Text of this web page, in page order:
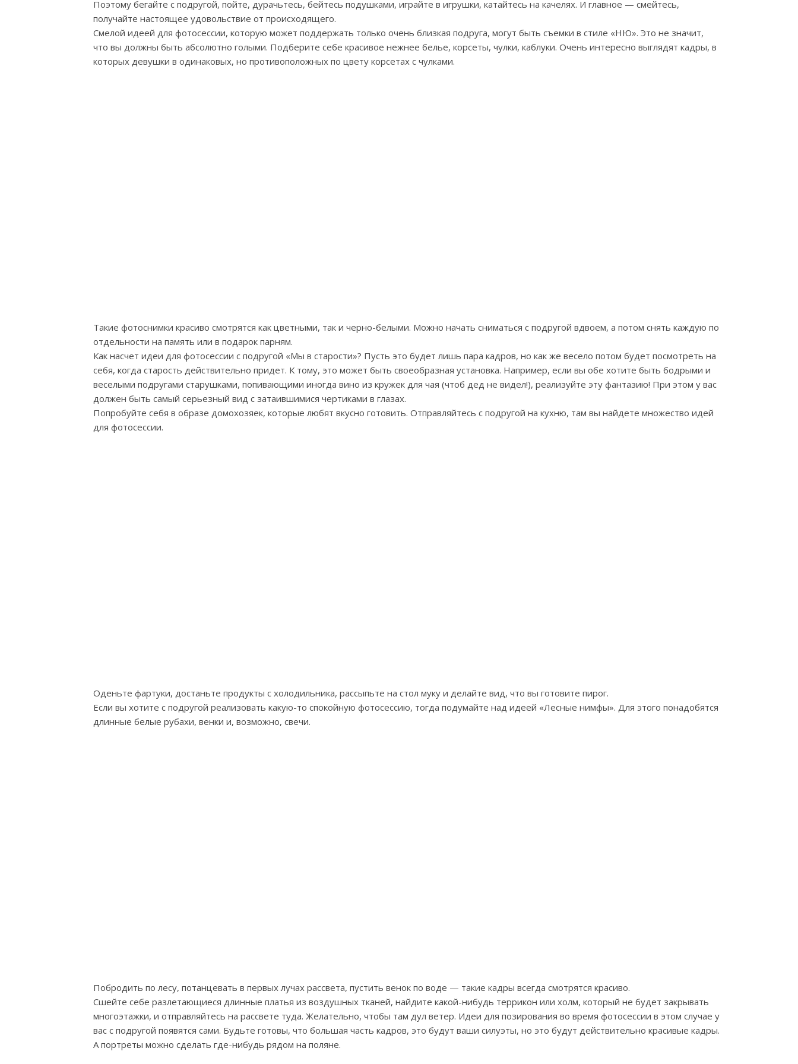
Поэтому бегайте с подругой, пойте, дурачьтесь, бейтесь подушками, играйте в игрушки, катайтесь на качелях. И главное — смейтесь,
получайте настоящее удовольствие от происходящего.
Смелой идеей для фотосессии, которую может поддержать только очень близкая подруга, могут быть съемки в стиле «НЮ». Это не значит,
что вы должны быть абсолютно голыми. Подберите себе красивое нежнее белье, корсеты, чулки, каблуки. Очень интересно выглядят кадры, в
которых девушки в одинаковых, но противоположных по цвету корсетах с чулками.
Такие фотоснимки красиво смотрятся как цветными, так и черно-белыми. Можно начать сниматься с подругой вдвоем, а потом снять каждую по
отдельности на память или в подарок парням.
Как насчет идеи для фотосессии с подругой «Мы в старости»? Пусть это будет лишь пара кадров, но как же весело потом будет посмотреть на
себя, когда старость действительно придет. К тому, это может быть своеобразная установка. Например, если вы обе хотите быть бодрыми и
веселыми подругами старушками, попивающими иногда вино из кружек для чая (чтоб дед не видел!), реализуйте эту фантазию! При этом у вас
должен быть самый серьезный вид с затаившимися чертиками в глазах.
Попробуйте себя в образе домохозяек, которые любят вкусно готовить. Отправляйтесь с подругой на кухню, там вы найдете множество идей
для фотосессии.
Оденьте фартуки, достаньте продукты с холодильника, рассыпьте на стол муку и делайте вид, что вы готовите пирог.
Если вы хотите с подругой реализовать какую-то спокойную фотосессию, тогда подумайте над идеей «Лесные нимфы». Для этого понадобятся
длинные белые рубахи, венки и, возможно, свечи.
Побродить по лесу, потанцевать в первых лучах рассвета, пустить венок по воде — такие кадры всегда смотрятся красиво.
Сшейте себе разлетающиеся длинные платья из воздушных тканей, найдите какой-нибудь террикон или холм, который не будет закрывать
многоэтажки, и отправляйтесь на рассвете туда. Желательно, чтобы там дул ветер. Идеи для позирования во время фотосессии в этом случае у
вас с подругой появятся сами. Будьте готовы, что большая часть кадров, это будут ваши силуэты, но это будут действительно красивые кадры.
А портреты можно сделать где-нибудь рядом на поляне.